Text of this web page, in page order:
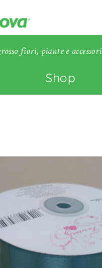
fiori, piante e accessori
Shop